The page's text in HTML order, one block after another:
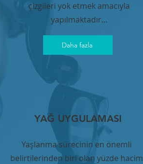
çizgileri yok etmek amacıyla
yapılmaktadır...
Daha fazla
YAĞ UYGULAMASI
Yaşlanma sürecinin en önemli
belirtilerinden biri olan yüzde hacim